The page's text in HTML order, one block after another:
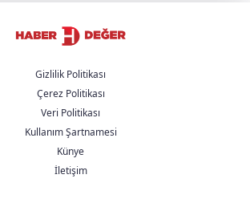
Kuşadası Belediyesi'ne 3. dalga
operasyonu: 15 kişi gözaltında
İçişleri Bakanı Mustafa Çiftçi: "Terörsüz
Türkiye hedefinden dönüş yoktur"
Adalet Bakanı Akın Gürlek, Behçet
Oktay'ın ailesini makamında ağırladı
Gizlilik Politikası
Çerez Politikası
Veri Politikası
Kullanım Şartnamesi
Künye
İletişim